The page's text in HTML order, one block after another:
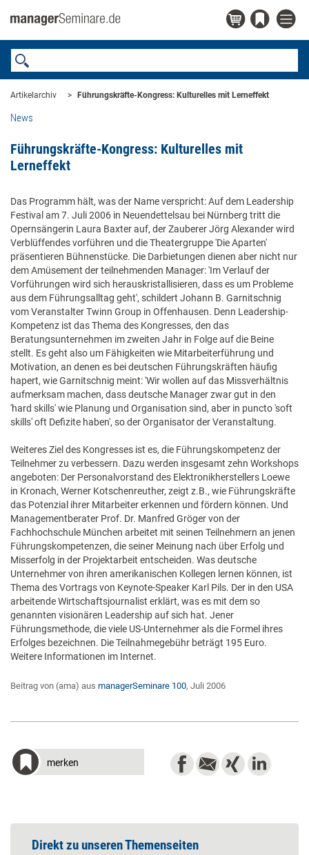
Artikelarchiv Führungskräfte-Kongress: Kulturelles mit Lerneffekt
News
Führungskräfte-Kongress: Kulturelles mit
Lerneffekt
Das Programm hält, was der Name verspricht: Auf dem Leadership
Festival am 7. Juli 2006 in Neuendettelsau bei Nürnberg tritt die
Opernsängerin Laura Baxter auf, der Zauberer Jörg Alexander wird
Verblüffendes vorführen und die Theatergruppe 'Die Aparten'
präsentieren Bühnenstücke. Die Darbietungen dienen aber nicht nur
dem Amüsement der teilnehmenden Manager: 'Im Verlauf der
Vorführungen wird sich herauskristallisieren, dass es um Probleme
aus dem Führungsalltag geht', schildert Johann B. Garnitschnig
vom Veranstalter Twinn Group in Offenhausen. Denn Leadership-
Kompetenz ist das Thema des Kongresses, den das
Beratungsunternehmen im zweiten Jahr in Folge auf die Beine
stellt. Es geht also um Fähigkeiten wie Mitarbeiterführung und
Motivation, an denen es bei deutschen Führungskräften häufig
hapert, wie Garnitschnig meint: 'Wir wollen auf das Missverhältnis
aufmerksam machen, dass deutsche Manager zwar gut in den
'hard skills' wie Planung und Organisation sind, aber in puncto 'soft
skills' oft Defizite haben', so der Organisator der Veranstaltung.
Weiteres Ziel des Kongresses ist es, die Führungskompetenz der
Teilnehmer zu verbessern. Dazu werden insgesamt zehn Workshops
angeboten: Der Personalvorstand des Elektronikherstellers Loewe
in Kronach, Werner Kotschenreuther, zeigt z.B., wie Führungskräfte
das Potenzial ihrer Mitarbeiter erkennen und fördern können. Und
Managementberater Prof. Dr. Manfred Gröger von der
Fachhochschule München arbeitet mit seinen Teilnehmern an jenen
Führungskompetenzen, die seiner Meinung nach über Erfolg und
Misserfolg in der Projektarbeit entscheiden. Was deutsche
Unternehmer von ihren amerikanischen Kollegen lernen können, ist
Thema des Vortrags von Keynote-Speaker Karl Pils. Der in den USA
arbeitende Wirtschaftsjournalist erklärt, was es mit dem so
genannten visionären Leadership auf sich hat. Jener
Führungsmethode, die viele US-Unternehmer als die Formel ihres
Erfolges bezeichnen. Die Teilnahmegebühr beträgt 195 Euro.
Weitere Informationen im Internet.
Beitrag von (ama) aus managerSeminare 100, Juli 2006
merken
Direkt zu unseren Themenseiten